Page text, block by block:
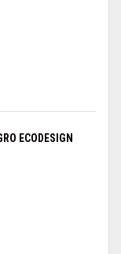
ECODESIGN